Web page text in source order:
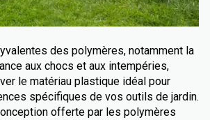
des polymères, notamment la
aux chocs et aux intempéries,
le matériau plastique idéal pour
spécifiques de vos outils de jardin.
offerte par les polymères